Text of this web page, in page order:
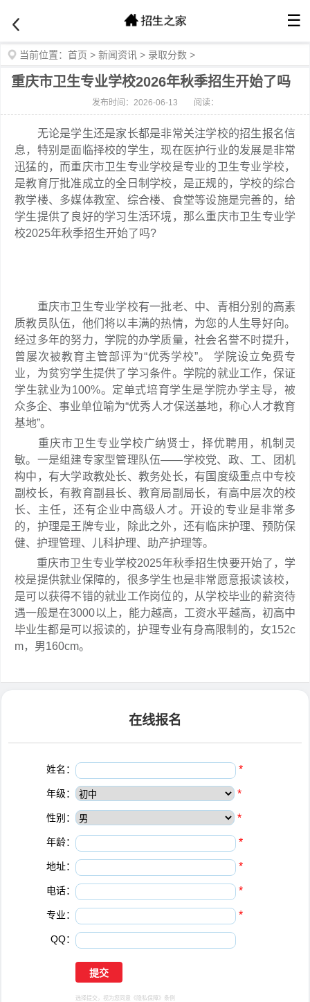
☰
当前位置： 首页 > 新闻资讯 > 录取分数 >
重庆市卫生专业学校2026年秋季招生开始了吗
发布时间：2026-06-13 阅读：
无论是学生还是家长都是非常关注学校的招生报名信
息，特别是面临择校的学生，现在医护行业的发展是非常
迅猛的，而重庆市卫生专业学校是专业的卫生专业学校，
是教育厅批准成立的全日制学校，是正规的，学校的综合
教学楼、多媒体教室、综合楼、食堂等设施是完善的，给
学生提供了良好的学习生活环境，那么重庆市卫生专业学
校2025年秋季招生开始了吗?
重庆市卫生专业学校有一批老、中、青相分别的高素
质教员队伍，他们将以丰满的热情，为您的人生导好向。
经过多年的努力，学院的办学质量，社会名誉不时提升，
曾屡次被教育主管部评为“优秀学校”。 学院设立免费专
业，为贫穷学生提供了学习条件。学院的就业工作，保证
学生就业为100%。定单式培育学生是学院办学主导，被
众多企、事业单位喻为“优秀人才保送基地，称心人才教育
基地”。
重庆市卫生专业学校广纳贤士，择优聘用，机制灵
敏。一是组建专家型管理队伍——学校党、政、工、团机
构中，有大学政教处长、教务处长，有国度级重点中专校
副校长，有教育副县长、教育局副局长，有高中层次的校
长、主任，还有企业中高级人才。开设的专业是非常多
的，护理是王牌专业，除此之外，还有临床护理、预防保
健、护理管理、儿科护理、助产护理等。
重庆市卫生专业学校2025年秋季招生快要开始了，学
校是提供就业保障的，很多学生也是非常愿意报读该校，
是可以获得不错的就业工作岗位的，从学校毕业的薪资待
遇一般是在3000以上，能力越高，工资水平越高，初高中
毕业生都是可以报读的，护理专业有身高限制的，女152c
m，男160cm。
在线报名
姓名： *
年级： *
性别： *
年龄： *
地址： *
电话： *
专业： *
QQ：
选择提交，视为您同意 《隐私保障》 条例